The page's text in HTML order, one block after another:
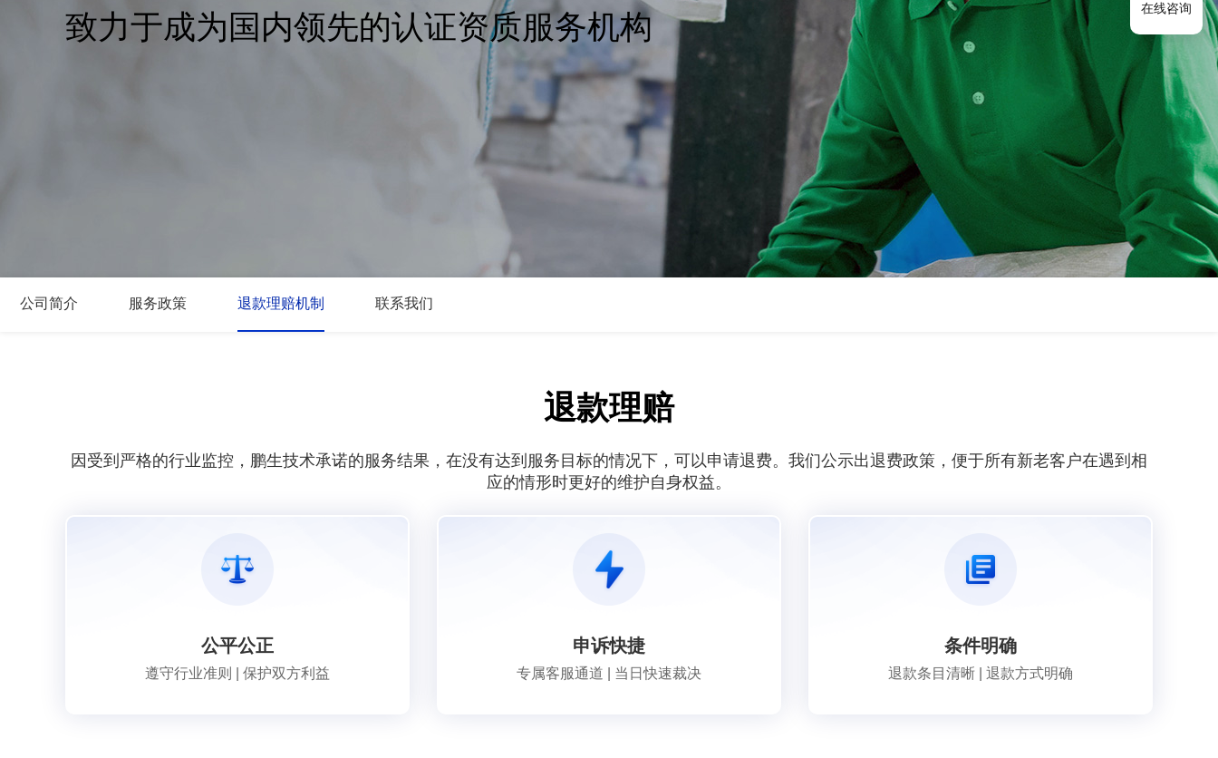
致力于成为国内领先的认证资质服务机构
公司简介 服务政策 退款理赔机制 联系我们
退款理赔
因受到严格的行业监控，鹏生技术承诺的服务结果，在没有达到服务目标的情况下，可以申请退费。我们公示出退费政策，便于所有新老客户在遇到相
应的情形时更好的维护自身权益。
公平公正
遵守行业准则 | 保护双方利益
申诉快捷
专属客服通道 | 当日快速裁决
条件明确
退款条目清晰 | 退款方式明确
在线咨询